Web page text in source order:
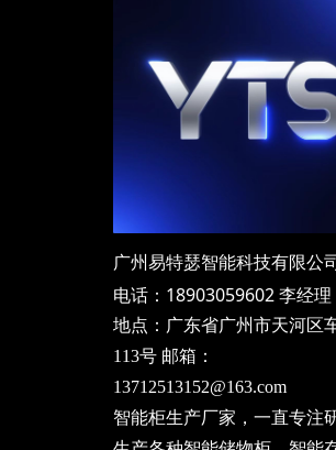
广州易特瑟智能科技有限公
电话：18903059602 李经理
地点：广东省广州市天河区
113号 邮箱：
13712513152@163.com
智能柜生产厂家，一直专注